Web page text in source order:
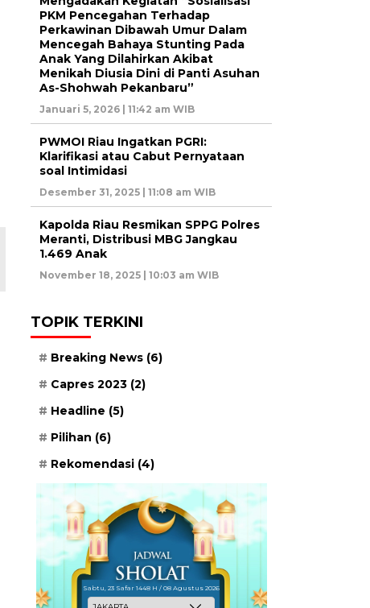
PKM Pencegahan Terhadap
Perkawinan Dibawah Umur Dalam
Mencegah Bahaya Stunting Pada
Anak Yang Dilahirkan Akibat
Menikah Diusia Dini di Panti Asuhan
As-Shohwah Pekanbaru”
Januari 5, 2026 | 11:42 am WIB
PWMOI Riau Ingatkan PGRI:
Klarifikasi atau Cabut Pernyataan
soal Intimidasi
Desember 31, 2025 | 11:08 am WIB
Kapolda Riau Resmikan SPPG Polres
Meranti, Distribusi MBG Jangkau
1.469 Anak
November 18, 2025 | 10:03 am WIB
TOPIK TERKINI
Breaking News (6)
Capres 2023 (2)
Headline (5)
Pilihan (6)
Rekomendasi (4)
Sabtu, 23 Safar 1448 H / 08 Agustus 2026